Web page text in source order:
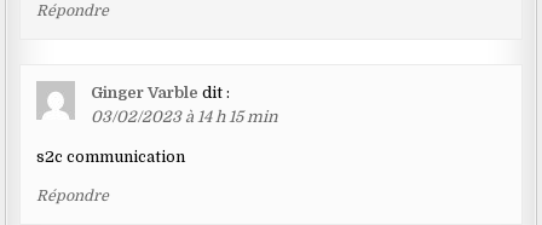
Répondre
Ginger Varble dit :
03/02/2023 à 14 h 15 min
s2c communication
Répondre